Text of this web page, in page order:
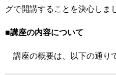
グで開講することを決心しま
■講座の内容について
講座の概要は、以下の通り